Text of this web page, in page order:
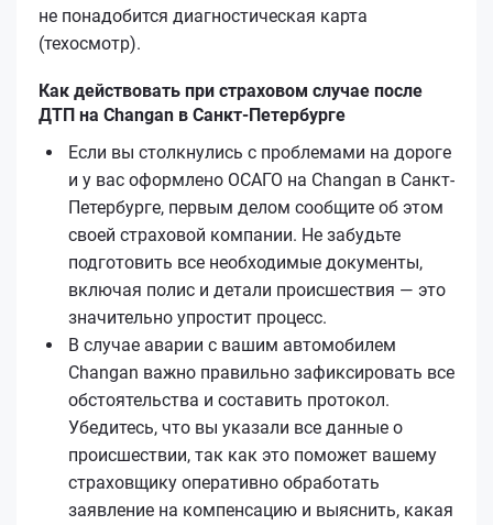
не понадобится диагностическая карта
(техосмотр).
Как действовать при страховом случае после
ДТП на Changan в Санкт-Петербурге
Если вы столкнулись с проблемами на дороге
и у вас оформлено ОСАГО на Changan в Санкт-
Петербурге, первым делом сообщите об этом
своей страховой компании. Не забудьте
подготовить все необходимые документы,
включая полис и детали происшествия — это
значительно упростит процесс.
В случае аварии с вашим автомобилем
Changan важно правильно зафиксировать все
обстоятельства и составить протокол.
Убедитесь, что вы указали все данные о
происшествии, так как это поможет вашему
страховщику оперативно обработать
заявление на компенсацию и выяснить, какая